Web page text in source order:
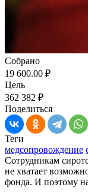
Собрано
19 600.00 ₽
Цель
362 382 ₽
Поделиться
Теги
медсопровождение
Сотрудникам
не хватает
фонда. И поэтому